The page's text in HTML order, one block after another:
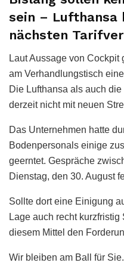
sein – Lufthansa
nächsten
Laut Aussage von Cockpit
am Verhandlungstisch
Die Lufthansa als auch
derzeit nicht mit neuen
Das Unternehmen hatte
Bodenpersonals einige
geerntet. Gespräche
Dienstag, den 30. August
Sollte dort eine Einigung
Lage auch recht
diesem Mittel den
Wir bleiben am Ball für Sie.